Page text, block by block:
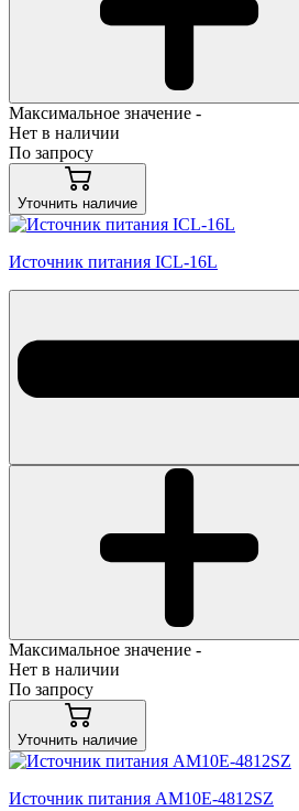
Максимальное значение -
Нет в наличии
По запросу
Уточнить наличие
Источник питания ICL-16L
Максимальное значение -
Нет в наличии
По запросу
Уточнить наличие
Источник питания AM10E-4812SZ